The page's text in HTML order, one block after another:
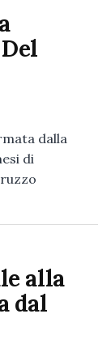
dalla
di
alla
dal